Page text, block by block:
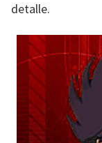
detalle.